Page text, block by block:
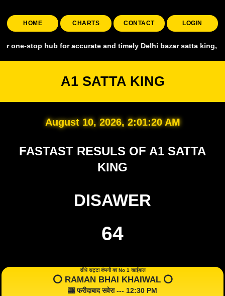
HOME CHARTS CONTACT LOGIN
hub for accurate and timely Delhi bazar satta king, covering
A1 SATTA KING
August 10, 2026, 2:01:21 AM
FASTAST RESULS OF A1 SATTA
KING
DISAWER
64
सीधे सट्टा कंपनी का No 1 खाईवाल
⭕️ RAMAN BHAI KHAIWAL ⭕️
🎰 फरीदाबाद सवेरा --- 12:30 PM